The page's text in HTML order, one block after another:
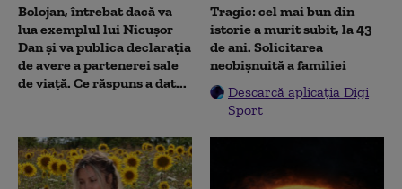
Bolojan, întrebat dacă va
lua exemplul lui Nicușor
Dan și va publica declarația
de avere a partenerei sale
de viață. Ce răspuns a dat...
Tragic: cel mai bun din
istorie a murit subit, la 43
de ani. Solicitarea
neobișnuită a familiei
Descarcă aplicația Digi
Sport